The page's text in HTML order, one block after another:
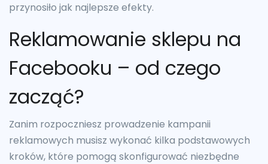
przynosiło jak najlepsze efekty.
Reklamowanie sklepu na
Facebooku – od czego
zacząć?
Zanim rozpoczniesz prowadzenie kampanii
reklamowych musisz wykonać kilka podstawowych
kroków, które pomogą skonfigurować niezbędne